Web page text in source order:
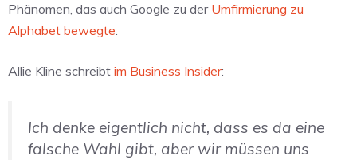
Phänomen, das auch Google zu der Umfirmierung zu
Alphabet bewegte.
Allie Kline schreibt im Business Insider:
Ich denke eigentlich nicht, dass es da eine
falsche Wahl gibt, aber wir müssen uns